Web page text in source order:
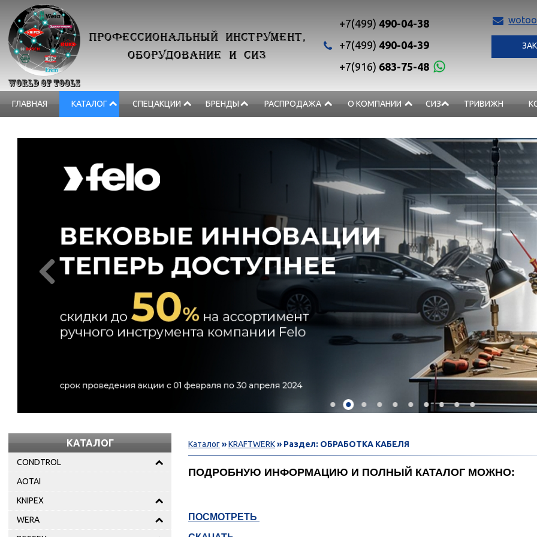
ПРОФЕССИОНАЛЬНЫЙ ИНСТРУМЕНТ,
ОБОРУДОВАНИЕ И СИЗ
+7(499) 490-04-38
+7(499) 490-04-39
+7(916) 683-75-48
ГЛАВНАЯ КАТАЛОГ СПЕЦАКЦИИ БРЕНДЫ РАСПРОДАЖА О КОМПАНИИ СИЗ ТРИВИЖН

КАТАЛОГ
CONDTROL
AOTAI
KNIPEX
WERA
Каталог»KRAFTWERK» Раздел: ОБРАБОТКА КАБЕЛЯ
ПОДРОБНУЮ ИНФОРМАЦИЮ И ПОЛНЫЙ КАТАЛОГ МОЖНО:
ПОСМОТРЕТЬ